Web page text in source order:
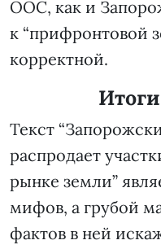
ООС, как и
к “прифронтовой
корректной.
Текст
распродает
рынке земли”
мифов, а грубой
фактов в ней